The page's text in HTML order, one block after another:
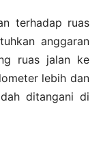
terhadap ruas
anggaran
ruas jalan ke
lebih dan
ditangani di